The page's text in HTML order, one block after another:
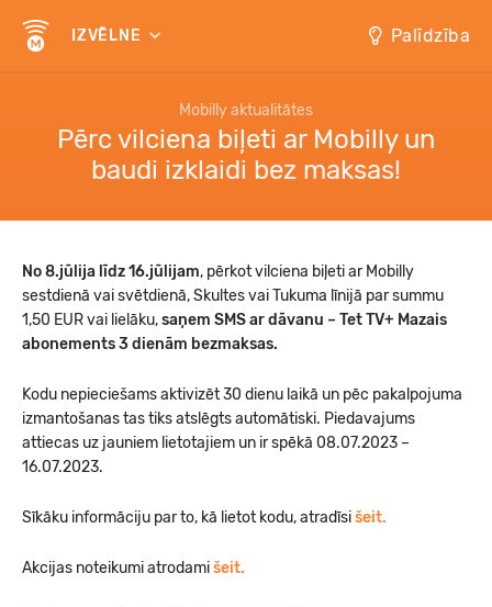
IZVĒLNE Palīdzība
Mobilly aktualitātes
Pērc vilciena biļeti ar Mobilly un
baudi izklaidi bez maksas!
No 8.jūlija līdz 16.jūlijam, pērkot vilciena biļeti ar Mobilly
sestdienā vai svētdienā, Skultes vai Tukuma līnijā par summu
1,50 EUR vai lielāku,saņem SMS ar dāvanu – Tet TV+ Mazais
abonements 3 dienām bezmaksas.
Kodu nepieciešams aktivizēt 30 dienu laikā un pēc pakalpojuma
izmantošanas tas tiks atslēgts automātiski. Piedavajums
attiecas uz jauniem lietotajiem un ir spēkā 08.07.2023 –
16.07.2023.
Sīkāku informāciju par to, kā lietot kodu, atradīsišeit.
Akcijas noteikumi atrodamišeit.